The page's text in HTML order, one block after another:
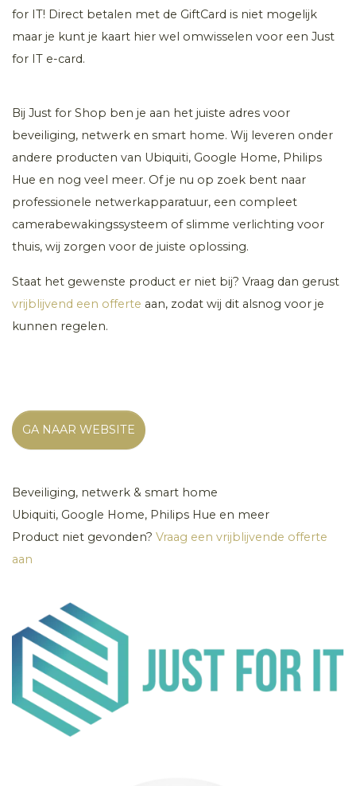
for IT! Direct betalen met de GiftCard is niet mogelijk
maar je kunt je kaart hier wel omwisselen voor een Just
for IT e-card.
Bij Just for Shop ben je aan het juiste adres voor
beveiliging, netwerk en smart home. Wij leveren onder
andere producten van Ubiquiti, Google Home, Philips
Hue en nog veel meer. Of je nu op zoek bent naar
professionele netwerkapparatuur, een compleet
camerabewakingssysteem of slimme verlichting voor
thuis, wij zorgen voor de juiste oplossing.
Staat het gewenste product er niet bij? Vraag dan gerust
vrijblijvend een offerte aan, zodat wij dit alsnog voor je
kunnen regelen.
GA NAAR WEBSITE
Beveiliging, netwerk & smart home
Ubiquiti, Google Home, Philips Hue en meer
Product niet gevonden? Vraag een vrijblijvende offerte
aan